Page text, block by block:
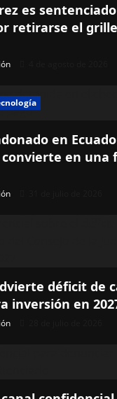
es
retirarse el
en
en una
déficit de
inversión en